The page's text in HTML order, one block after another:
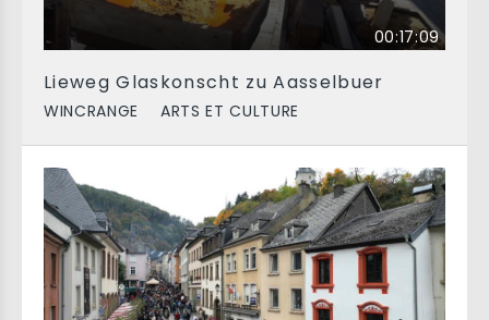
00:17:09
Lieweg Glaskonscht zu Aasselbuer
WINCRANGE ARTS ET CULTURE